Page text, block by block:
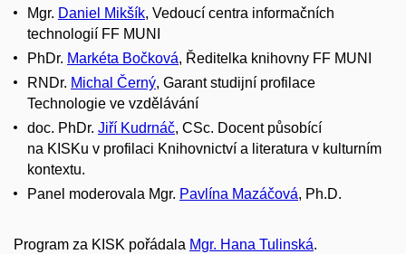
Mgr. Daniel Mikšík, Vedoucí centra informačních
technologií FF MUNI
PhDr. Markéta Bočková, Ředitelka knihovny FF MUNI
RNDr. Michal Černý, Garant studijní profilace
Technologie ve vzdělávání
doc. PhDr. Jiří Kudrnáč, CSc. Docent působící
na KISKu v profilaci Knihovnictví a literatura v kulturním
kontextu.
Panel moderovala Mgr. Pavlína Mazáčová, Ph.D.
Program za KISK pořádala Mgr. Hana Tulinská.